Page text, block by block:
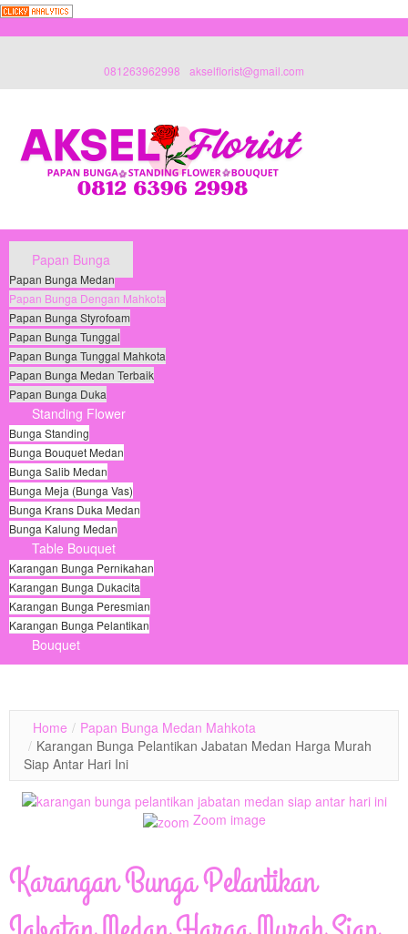
081263962998 akselflorist@gmail.com
Papan Bunga
Papan Bunga Medan
Papan Bunga Dengan Mahkota
Papan Bunga Styrofoam
Papan Bunga Tunggal
Papan Bunga Tunggal Mahkota
Papan Bunga Medan Terbaik
Papan Bunga Duka
Standing Flower
Bunga Standing
Bunga Bouquet Medan
Bunga Salib Medan
Bunga Meja (Bunga Vas)
Bunga Krans Duka Medan
Bunga Kalung Medan
Table Bouquet
Karangan Bunga Pernikahan
Karangan Bunga Dukacita
Karangan Bunga Peresmian
Karangan Bunga Pelantikan
Bouquet
Home / Papan Bunga Medan Mahkota
/ Karangan Bunga Pelantikan Jabatan Medan Harga Murah
Siap Antar Hari Ini
Zoom image
Karangan Bunga Pelantikan